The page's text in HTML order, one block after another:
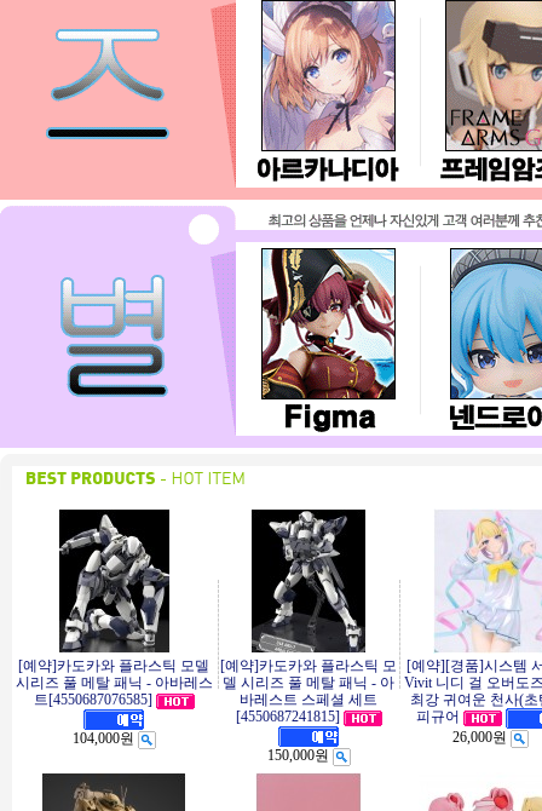
[예약]카도카와 플라스틱 모델
시리즈 풀 메탈 패닉 - 아바레스
트[4550687076585]
104,000원
[예약]카도카와 플라스틱 모
델 시리즈 풀 메탈 패닉 - 아
바레스트 스페셜 세트
[4550687241815]
150,000원
[예약][경품]시스템
Vivit 니디 걸 오버도
최강 귀여운 천사(초
피규어
26,000원